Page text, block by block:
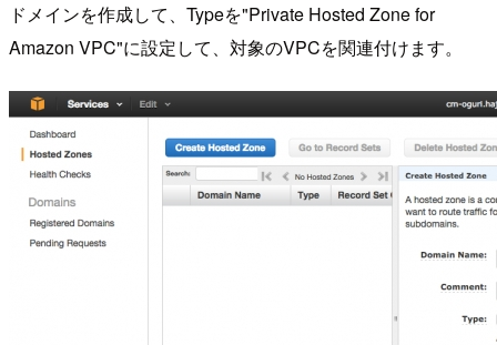
ドメインを作成して、Typeを"Private Hosted Zone for
Amazon VPC"に設定して、対象のVPCを関連付けます。